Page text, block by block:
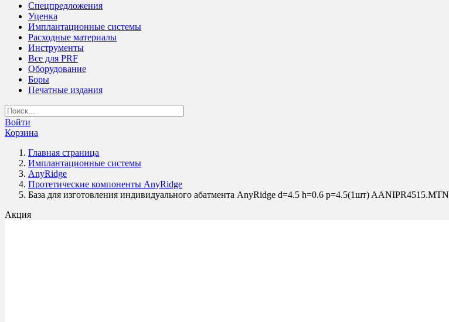
Спецпредложения
Уценка
Имплантационные системы
Расходные материалы
Инструменты
Все для PRF
Оборудование
Боры
Печатные издания
Войти
Корзина
Главная страница
Имплантационные системы
AnyRidge
Протетические компоненты AnyRidge
База для изготовления индивидуального абатмента AnyRidge d=4.5 h=0.6 p=4.5(1шт) AANIPR4515.MTN
Акция